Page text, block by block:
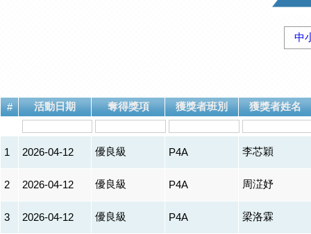
中
# 活動日期 奪得獎項 獲獎者班別 獲獎者姓名
1 2026-04-12 優良級 P4A 李芯穎
2 2026-04-12 優良級 P4A 周淽妤
3 2026-04-12 優良級 P4A 梁洛霖